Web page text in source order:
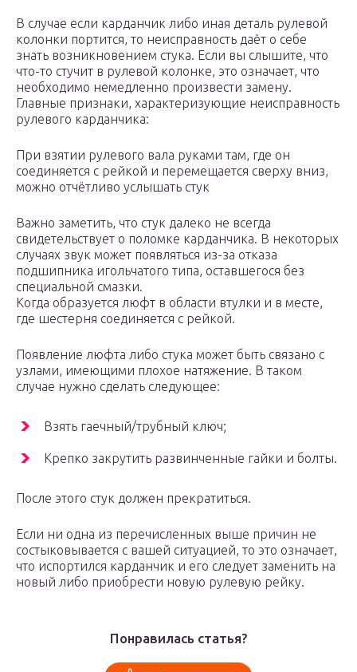
В случае если карданчик либо иная деталь рулевой
колонки портится, то неисправность даёт о себе
знать возникновением стука. Если вы слышите, что
что-то стучит в рулевой колонке, это означает, что
необходимо немедленно произвести замену.
Главные признаки, характеризующие неисправность
рулевого карданчика:
При взятии рулевого вала руками там, где он
соединяется с рейкой и перемещается сверху вниз,
можно отчётливо услышать стук
Важно заметить, что стук далеко не всегда
свидетельствует о поломке карданчика. В некоторых
случаях звук может появляться из-за отказа
подшипника игольчатого типа, оставшегося без
специальной смазки.
Когда образуется люфт в области втулки и в месте,
где шестерня соединяется с рейкой.
Появление люфта либо стука может быть связано с
узлами, имеющими плохое натяжение. В таком
случае нужно сделать следующее:
Взять гаечный/трубный ключ;
Крепко закрутить развинченные гайки и болты.
После этого стук должен прекратиться.
Если ни одна из перечисленных выше причин не
состыковывается с вашей ситуацией, то это означает,
что испортился карданчик и его следует заменить на
новый либо приобрести новую рулевую рейку.
Понравилась статья?